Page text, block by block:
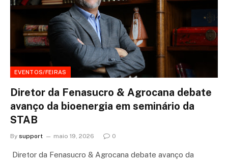
EVENTOS/FEIRAS
Diretor da Fenasucro & Agrocana debate
avanço da bioenergia em seminário da
STAB
By support maio 19, 2026 0
Diretor da Fenasucro & Agrocana debate avanço da